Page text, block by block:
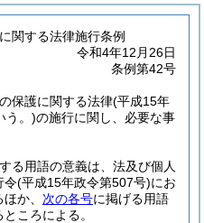
関する法律施行条例
令和4年12月26日
条例第42号
保護に関する法律(平成15年
う。)の施行に関し、必要な事
る用語の意義は、法及び個人
令(平成15年政令第507号)にお
か、 次の各号に掲げる用語
ころによる。